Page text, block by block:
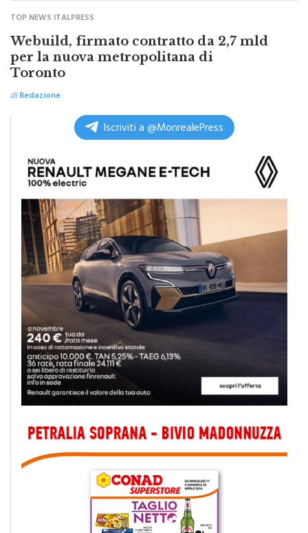
TOP NEWS ITALPRESS
Webuild, firmato contratto da 2,7 mld
per la nuova metropolitana di
Toronto
diRedazione
Iscriviti a @MonrealePress